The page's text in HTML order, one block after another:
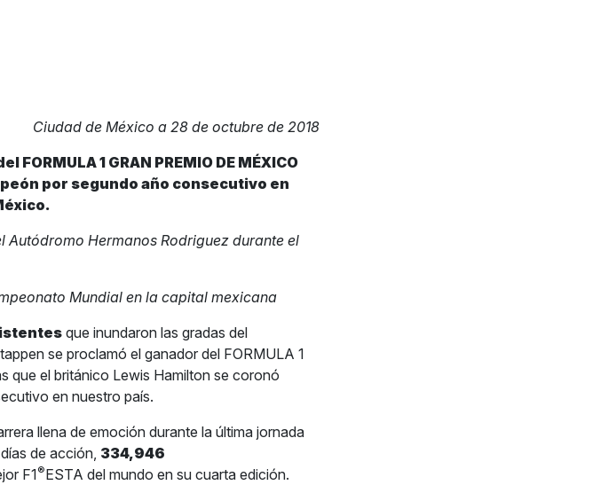
Ciudad de México a 28 de octubre de 2018
FORMULA 1 GRAN PREMIO DE MÉXICO
por segundo año consecutivo en
Hermanos Rodriguez durante el
Mundial en la capital mexicana
que inundaron las gradas del
se proclamó el ganador del FORMULA 1
que el británico Lewis Hamilton se coronó
en nuestro país.
llena de emoción durante la última jornada
de acción, 334,946
F1®ESTA del mundo en su cuarta edición.